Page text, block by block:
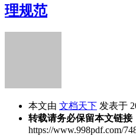
理规范
本文由 文档天下 发表于
转载请务必保留本文链接
https://www.998pdf.com/